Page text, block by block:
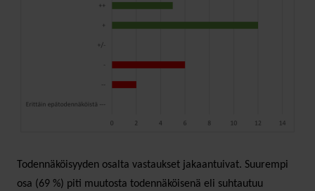
Todennäköisyyden osalta vastaukset jakaantuivat. Suurempi
osa (69 %) piti muutosta todennäköisenä eli suhtautuu